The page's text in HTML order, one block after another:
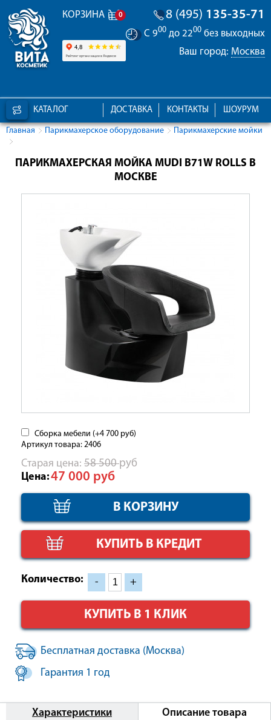
КОРЗИНА 0 8 (495) 135-35-71
С 900 до 2200 без выходных
Ваш город: Москва
КАТАЛОГ ШОУРУМ
КОНТАКТЫ
ДОСТАВКА
Главная Парикмахерское оборудование Парикмахерские мойки
ПАРИКМАХЕРСКАЯ МОЙКА MUDI B71W ROLLS В
МОСКВЕ
Сборка мебели (+4 700 руб)
Артикул товара: 2406
Cтарая цена: 58 500руб
Цена:47 000 руб
КУПИТЬ В КРЕДИТ
Количество: - +
КУПИТЬ В 1 КЛИК
Бесплатная доставка (Москва)
Гарантия 1 год
Характеристики Описание товара